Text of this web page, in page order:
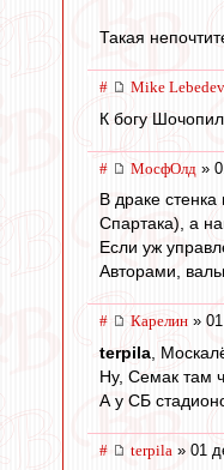
Такая
# Mike Lebedev
К богу
# МосфОлд »
В драке
Спартака), а
Если уж
Авторами,
# Карелин »
terpila ,
Ну, Семак там
А у СБ
# terpila » 01